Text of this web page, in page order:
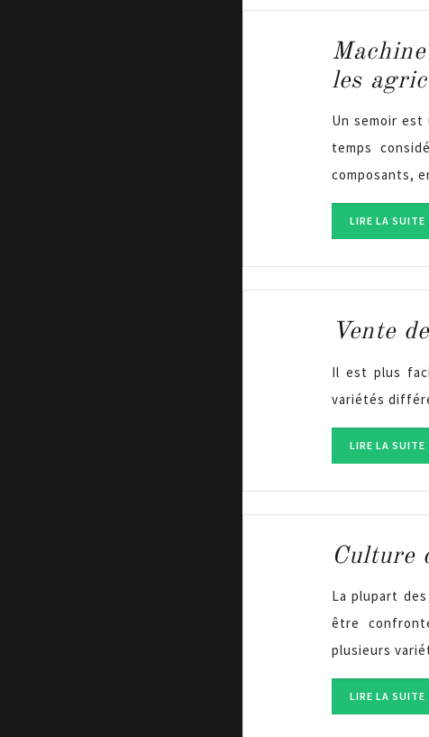
les
Un semoir est
temps
composants,
LIRE LA SUITE
Vente
Il est plus
variétés
LIRE LA SUITE
Culture
La plupart
être
plusieurs
LIRE LA SUITE